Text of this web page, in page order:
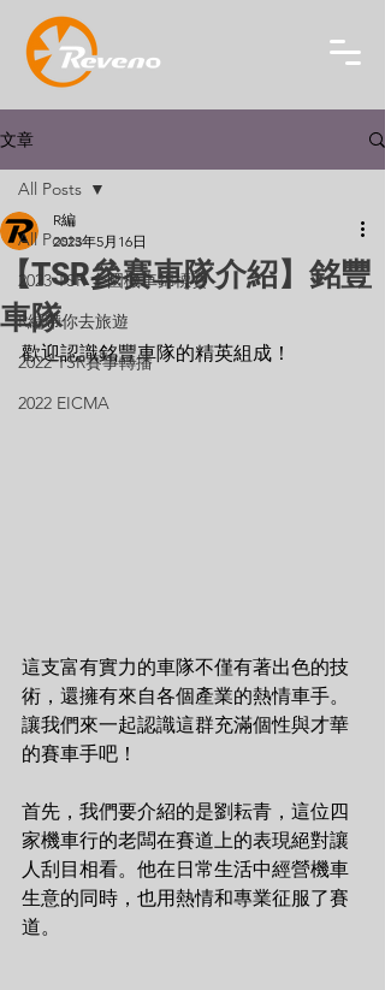
文章
All Posts
2023 TSR 全國機車錦標賽
R編帶你去旅遊
2022 TSR賽事轉播
2022 EICMA
All Posts
【TSR參賽車隊介紹】銘豐
車隊
R編
2023年5月16日
歡迎認識銘豐車隊的精英組成！
這支富有實力的車隊不僅有著出色的技
術，還擁有來自各個產業的熱情車手。
讓我們來一起認識這群充滿個性與才華
的賽車手吧！
首先，我們要介紹的是劉耘青，這位四
家機車行的老闆在賽道上的表現絕對讓
人刮目相看。他在日常生活中經營機車
生意的同時，也用熱情和專業征服了賽
道。